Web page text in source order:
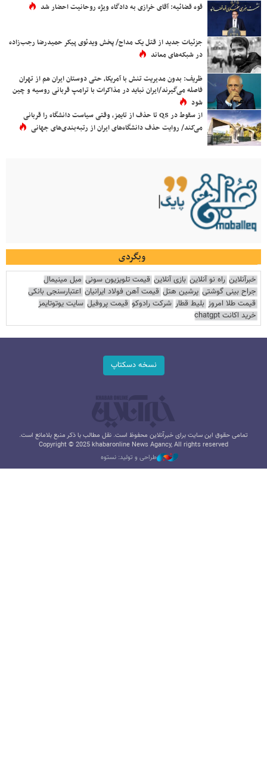
قوه قضائیه: آقای خرازی به دادگاه ویژه روحانیت احضار شد
جزئیات جدید از قتل یک مداح/ پخش ویدئوی پیکر حمیدرضا رجب‌زاده
در شبکه‌های معاند
ظریف: بدون مدیریت تنش با آمریکا، حتی دوستان ایران هم از تهران
فاصله می‌گیرند/ایران نباید در مذاکرات با ترامپ قربانی روسیه و چین
شود
از سقوط در QS تا حذف از تایمز، وقتی سیاست دانشگاه را قربانی
می‌کند/ روایت حذف دانشگاه‌های ایران از رتبه‌بندی‌های جهانی
وبگردی
خبرآنلاین راه نو آنلاین بازی آنلاین قیمت تلویزیون سونی مبل مینیمال
جراح بینی گوشتی پرشین هتل قیمت آهن فولاد ایرانیان اعتبارسنجی بانکی
قیمت طلا امروز بلیط قطار شرکت رادوکو قیمت پروفیل سایت یوتوتایمز
خرید اکانت chatgpt
نسخه دسکتاپ
تمامی حقوق این سایت برای خبرآنلاین محفوظ است. نقل مطالب با ذکر منبع بلامانع است.
Copyright © 2025 khabaronline News Agancy, All rights reserved
طراحی و تولید: نستوه